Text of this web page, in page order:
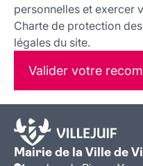
personnelles et exercer
Charte de protection
légales du site.
Valider votre
Mairie de la Ville de